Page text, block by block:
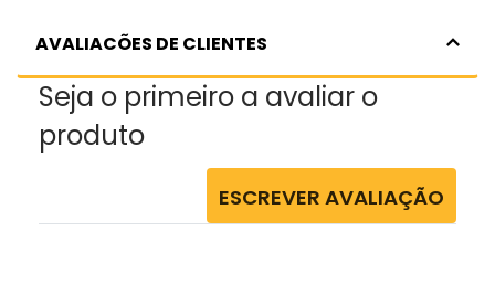
AVALIACÕES DE CLIENTES
Seja o primeiro a avaliar o
produto
ESCREVER AVALIAÇÃO